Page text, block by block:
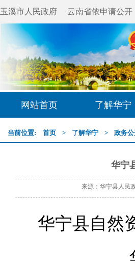
玉溪市人民政府 云南省依申请公开
网站首页 了解华宁
当前位置: 首页 > 了解华宁 > 政务
华宁
来源：华宁县人民
华宁县自然